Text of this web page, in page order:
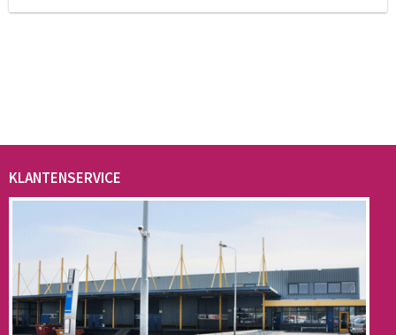
KLANTENSERVICE